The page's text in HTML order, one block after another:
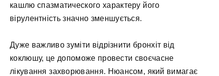
кашлю спазматического характеру його
вірулентність значно зменшується.
Дуже важливо зуміти відрізнити бронхіт від
коклюшу, це допоможе провести своєчасне
лікування захворювання. Нюансом, який вимагає